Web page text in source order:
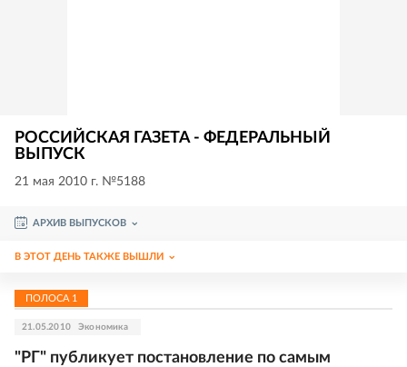
РОССИЙСКАЯ ГАЗЕТА - ФЕДЕРАЛЬНЫЙ
ВЫПУСК
21 мая 2010 г. №5188
АРХИВ ВЫПУСКОВ
В ЭТОТ ДЕНЬ ТАКЖЕ ВЫШЛИ
ПОЛОСА 1
21.05.2010 Экономика
"РГ" публикует постановление по самым